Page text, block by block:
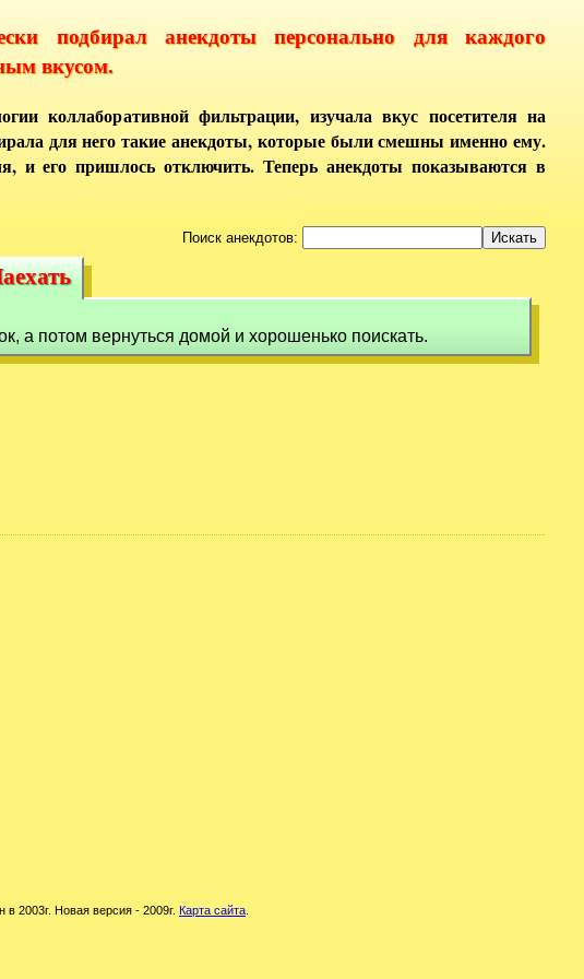
подбирал анекдоты персонально для каждого
вкусом.
коллаборативной фильтрации, изучала вкус посетителя на
для него такие анекдоты, которые были смешны именно ему.
и его пришлось отключить. Теперь анекдоты показываются в
Поиск анекдотов:
а потом вернуться домой и хорошенько поискать.
в 2003г. Новая версия - 2009г. Карта сайта